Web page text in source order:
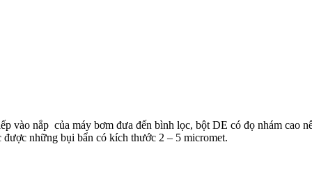
vào nắp của máy bơm đưa đến bình lọc, bột DE có đọ nhám cao
những bụi bẩn có kích thước 2 – 5 micromet.